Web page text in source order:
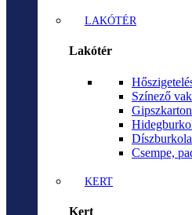
LAKÓTÉR
Lakótér
Színező
Csempe,
KERT
Kert